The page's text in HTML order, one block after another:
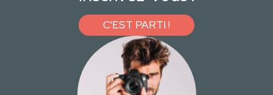
C'EST PARTI !